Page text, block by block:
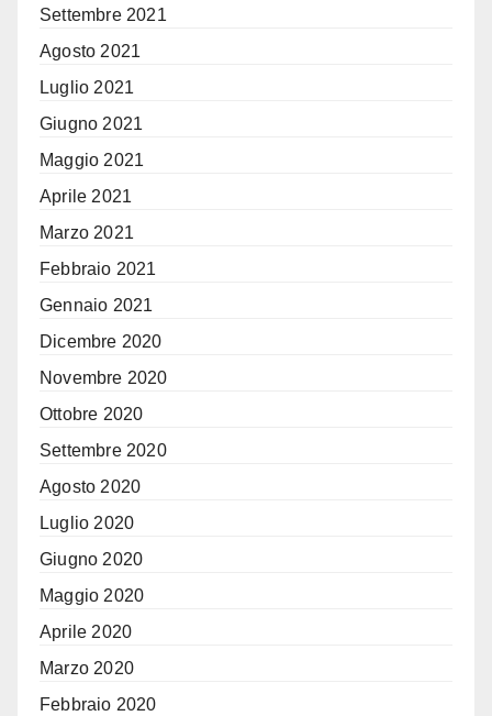
Settembre 2021
Agosto 2021
Luglio 2021
Giugno 2021
Maggio 2021
Aprile 2021
Marzo 2021
Febbraio 2021
Gennaio 2021
Dicembre 2020
Novembre 2020
Ottobre 2020
Settembre 2020
Agosto 2020
Luglio 2020
Giugno 2020
Maggio 2020
Aprile 2020
Marzo 2020
Febbraio 2020